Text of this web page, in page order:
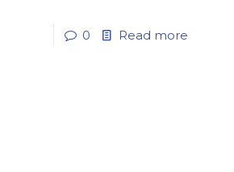
0 Read more